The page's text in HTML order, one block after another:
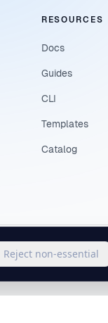
Reject non-essential
RESOURCES
Docs
Guides
CLI
Templates
Catalog